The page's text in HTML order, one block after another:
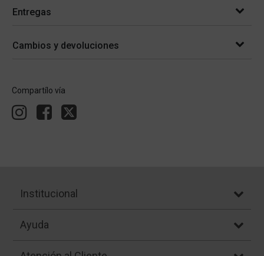
Entregas
Cambios y devoluciones
Compartílo vía
Institucional
Ayuda